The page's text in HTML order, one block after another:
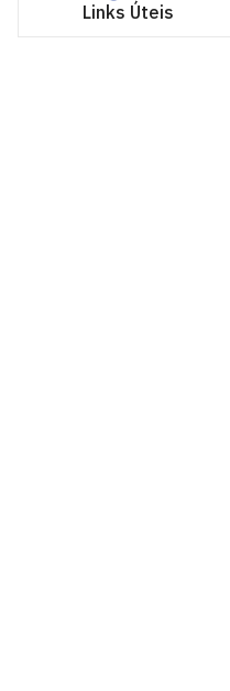
Links Úteis